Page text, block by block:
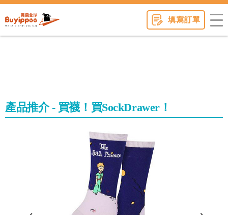
填寫訂單
產品推介 - 買襪！買SockDrawer！